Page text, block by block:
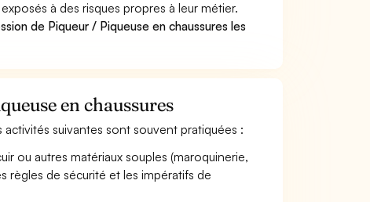
à des risques propres à leur métier.
de Piqueur / Piqueuse en chaussures les
en chaussures
activités suivantes sont souvent pratiquées :
ou autres matériaux souples (maroquinerie,
règles de sécurité et les impératifs de